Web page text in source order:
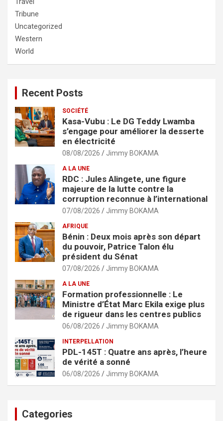
Tribune
Uncategorized
Western
World
Recent Posts
SOCIÉTÉ
Kasa-Vubu : Le DG Teddy Lwamba
s’engage pour améliorer la desserte
en électricité
08/08/2026 Jimmy BOKAMA
A LA UNE
RDC : Jules Alingete, une figure
majeure de la lutte contre la
corruption reconnue à l’international
07/08/2026 Jimmy BOKAMA
AFRIQUE
Bénin : Deux mois après son départ
du pouvoir, Patrice Talon élu
président du Sénat
07/08/2026 Jimmy BOKAMA
A LA UNE
Formation professionnelle : Le
Ministre d’État Marc Ekila exige plus
de rigueur dans les centres publics
06/08/2026 Jimmy BOKAMA
INTERPELLATION
PDL-145T : Quatre ans après, l’heure
de vérité a sonné
06/08/2026 Jimmy BOKAMA
Categories